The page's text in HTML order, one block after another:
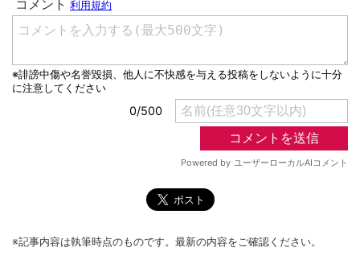
※記事内容は執筆時点のものです。最新の内容をご確認ください。